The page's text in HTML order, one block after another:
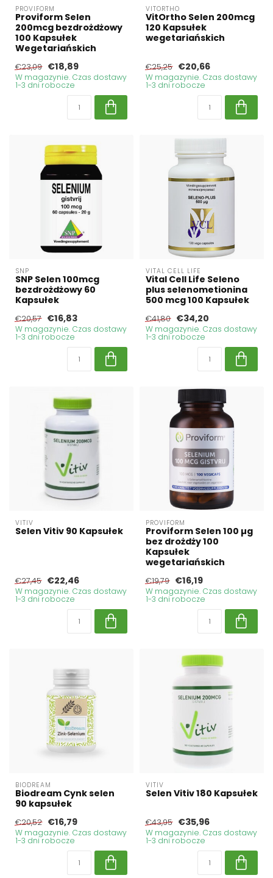
PROVIFORM
Proviform Selen
200mcg bezdrożdżowy
100 Kapsułek
Wegetariańskich
€23,09 €18,89
W magazynie. Czas dostawy
1-3 dni robocze
VITORTHO
VitOrtho Selen 200mcg
120 Kapsułek
wegetariańskich
€25,25 €20,66
W magazynie. Czas dostawy
1-3 dni robocze
SNP
SNP Selen 100mcg
bezdrożdżowy 60
Kapsułek
€20,57 €16,83
W magazynie. Czas dostawy
1-3 dni robocze
VITAL CELL LIFE
Vital Cell Life Seleno
plus selenometionina
500 mcg 100 Kapsułek
€41,80 €34,20
W magazynie. Czas dostawy
1-3 dni robocze
VITIV
Selen Vitiv 90 Kapsułek
€27,45 €22,46
W magazynie. Czas dostawy
1-3 dni robocze
PROVIFORM
Proviform Selen 100 µg
bez drożdży 100
Kapsułek
wegetariańskich
€19,79 €16,19
W magazynie. Czas dostawy
1-3 dni robocze
BIODREAM
Biodream Cynk selen
90 kapsułek
€20,52 €16,79
W magazynie. Czas dostawy
1-3 dni robocze
VITIV
Selen Vitiv 180 Kapsułek
€43,95 €35,96
W magazynie. Czas dostawy
1-3 dni robocze